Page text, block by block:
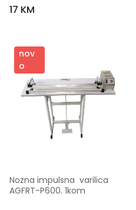
17 KM
nov
o
Nozna impulsna  varilica
AGFRT-P600. 1kom